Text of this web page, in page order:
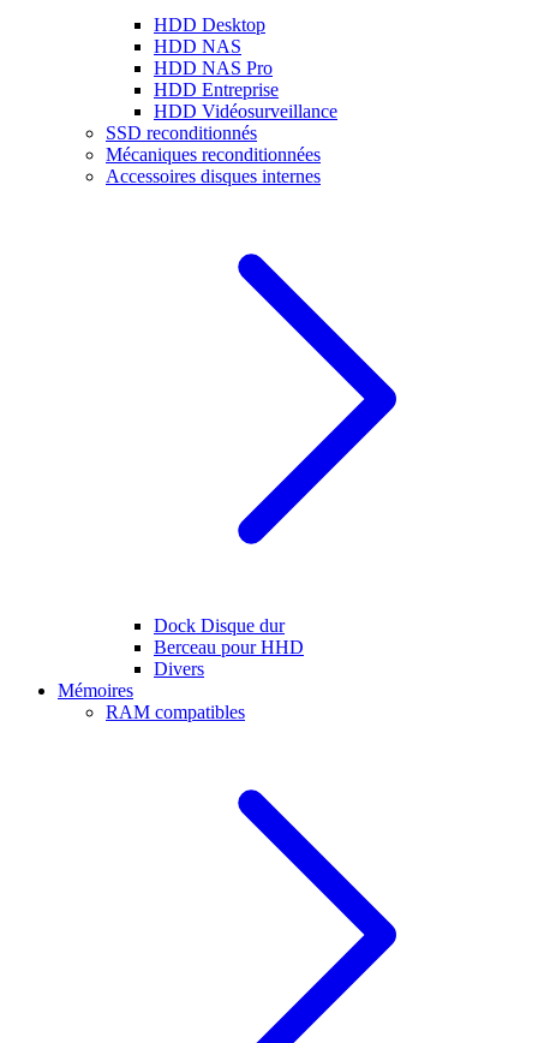
HDD Desktop
HDD NAS
HDD NAS Pro
HDD Entreprise
HDD Vidéosurveillance
SSD reconditionnés
Mécaniques reconditionnées
Accessoires disques internes
Dock Disque dur
Berceau pour HHD
Divers
Mémoires
RAM compatibles